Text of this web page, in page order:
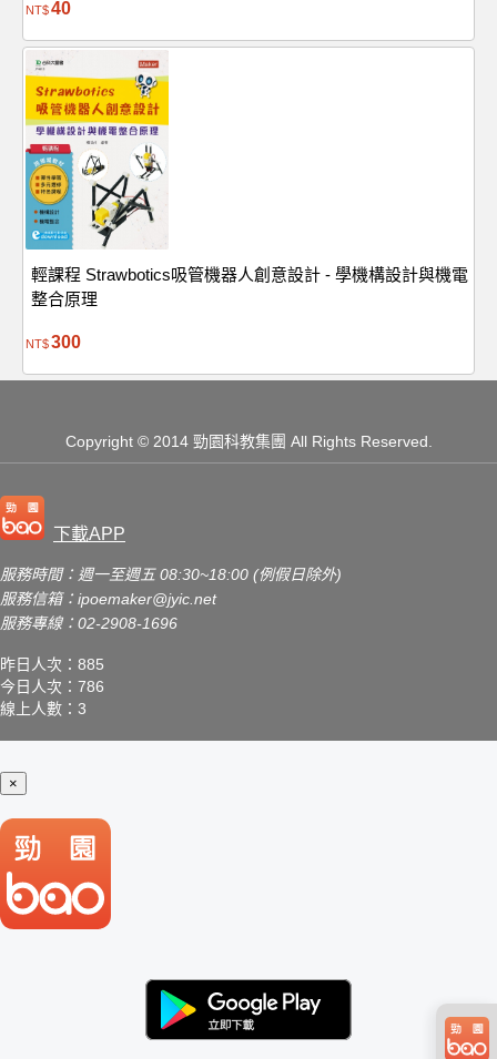
NT$40
輕課程 Strawbotics吸管機器人創意設計 - 學機構設計與機電
整合原理
NT$300
Copyright© 2014 勁園科教集團 All Rights Reserved.
下載APP
服務時間：週一至週五 08:30~18:00 (例假日除外)
服務信箱： ipoemaker@jyic.net
服務專線：02-2908-1696
昨日人次：885
今日人次：786
線上人數：3
×